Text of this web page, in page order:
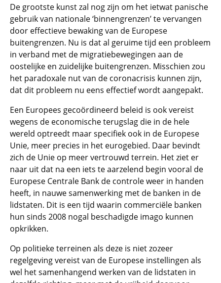
De grootste kunst zal nog zijn om het ietwat panische
gebruik van nationale ‘binnengrenzen’ te vervangen
door effectieve bewaking van de Europese
buitengrenzen. Nu is dat al geruime tijd een probleem
in verband met de migratiebewegingen aan de
oostelijke en zuidelijke buitengrenzen. Misschien zou
het paradoxale nut van de coronacrisis kunnen zijn,
dat dit probleem nu eens effectief wordt aangepakt.
Een Europees gecoördineerd beleid is ook vereist
wegens de economische terugslag die in de hele
wereld optreedt maar specifiek ook in de Europese
Unie, meer precies in het eurogebied. Daar bevindt
zich de Unie op meer vertrouwd terrein. Het ziet er
naar uit dat na een iets te aarzelend begin vooral de
Europese Centrale Bank de controle weer in handen
heeft, in nauwe samenwerking met de banken in de
lidstaten. Dit is een tijd waarin commerciële banken
hun sinds 2008 nogal beschadigde imago kunnen
opkrikken.
Op politieke terreinen als deze is niet zozeer
regelgeving vereist van de Europese instellingen als
wel het samenhangend werken van de lidstaten in